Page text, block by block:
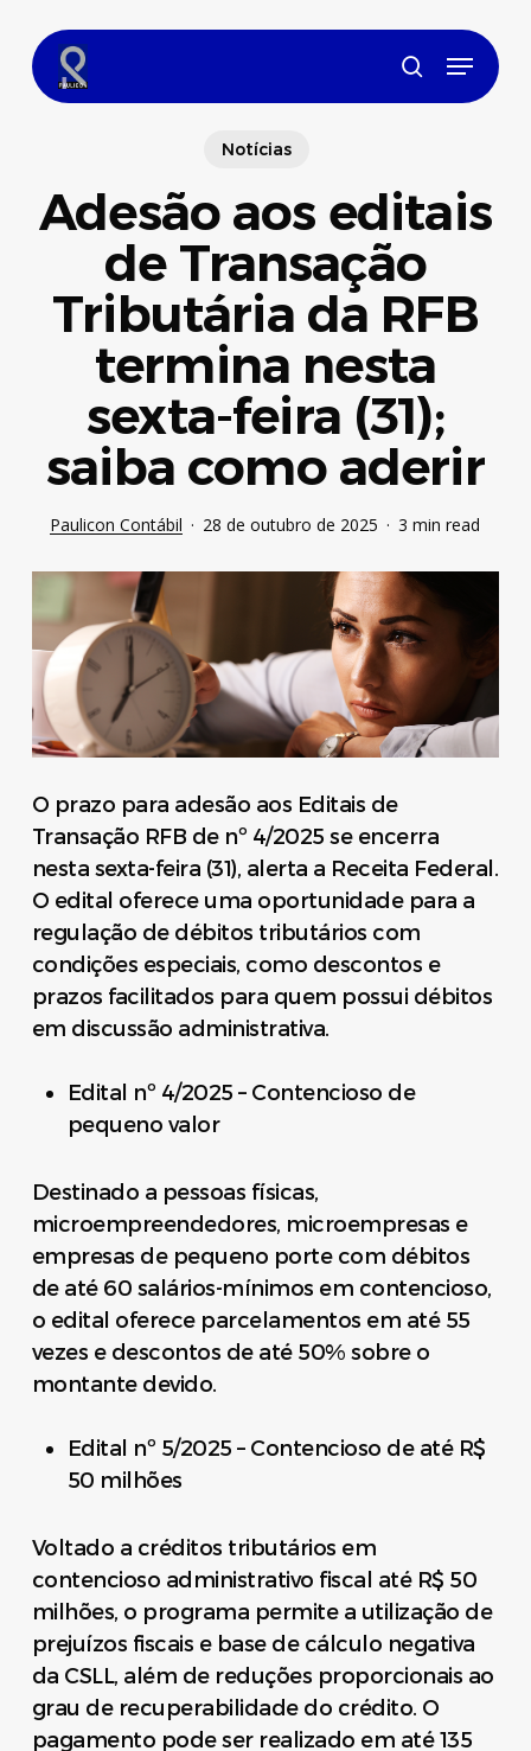
main
content
search
Menu
Notícias
Adesão aos editais
de Transação
Tributária da RFB
termina nesta
sexta-feira (31);
saiba como aderir
Paulicon Contábil 28 de outubro de 2025 3 min read
O prazo para adesão aos Editais de
Transação RFB de nº 4/2025 se encerra
nesta sexta-feira (31), alerta a Receita Federal.
O edital oferece uma oportunidade para a
regulação de débitos tributários com
condições especiais, como descontos e
prazos facilitados para quem possui débitos
em discussão administrativa.
Edital nº 4/2025 – Contencioso de
pequeno valor
Destinado a pessoas físicas,
microempreendedores, microempresas e
empresas de pequeno porte com débitos
de até 60 salários-mínimos em contencioso,
o edital oferece parcelamentos em até 55
vezes e descontos de até 50% sobre o
montante devido.
Edital nº 5/2025 – Contencioso de até R$
50 milhões
Voltado a créditos tributários em
contencioso administrativo fiscal até R$ 50
milhões, o programa permite a utilização de
prejuízos fiscais e base de cálculo negativa
da CSLL, além de reduções proporcionais ao
grau de recuperabilidade do crédito. O
pagamento pode ser realizado em até 135